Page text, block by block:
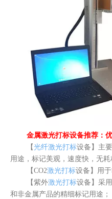
金属激光打标设备推荐：
【 光纤激光打标设备】主
用途，标记美观，速度快，无耗
【CO2激光打标设备】用
【紫外激光打标设备】采
和非金属产品的精细标记用途；